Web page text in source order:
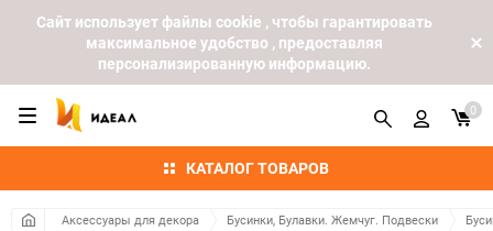
Cайт использует файлы cookie , чтобы гарантировать
максимальное удобство , предоставляя
персонализированную информацию.
КАТАЛОГ ТОВАРОВ
0
Аксессуары для декора Бусинки, Булавки. Жемчуг. Подвески